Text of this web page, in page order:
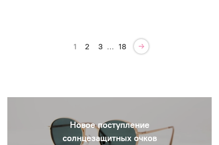
1 2 3 … 18
Новое поступление
солнцезащитных очков